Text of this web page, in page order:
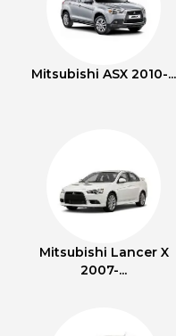
Mitsubishi ASX 2010-...
Mitsubishi Lancer X
2007-...